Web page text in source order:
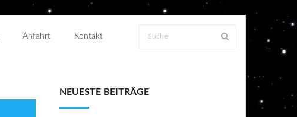
Anfahrt Kontakt
NEUESTE BEITRÄGE